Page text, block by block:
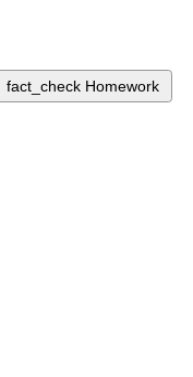
fact_check Homework